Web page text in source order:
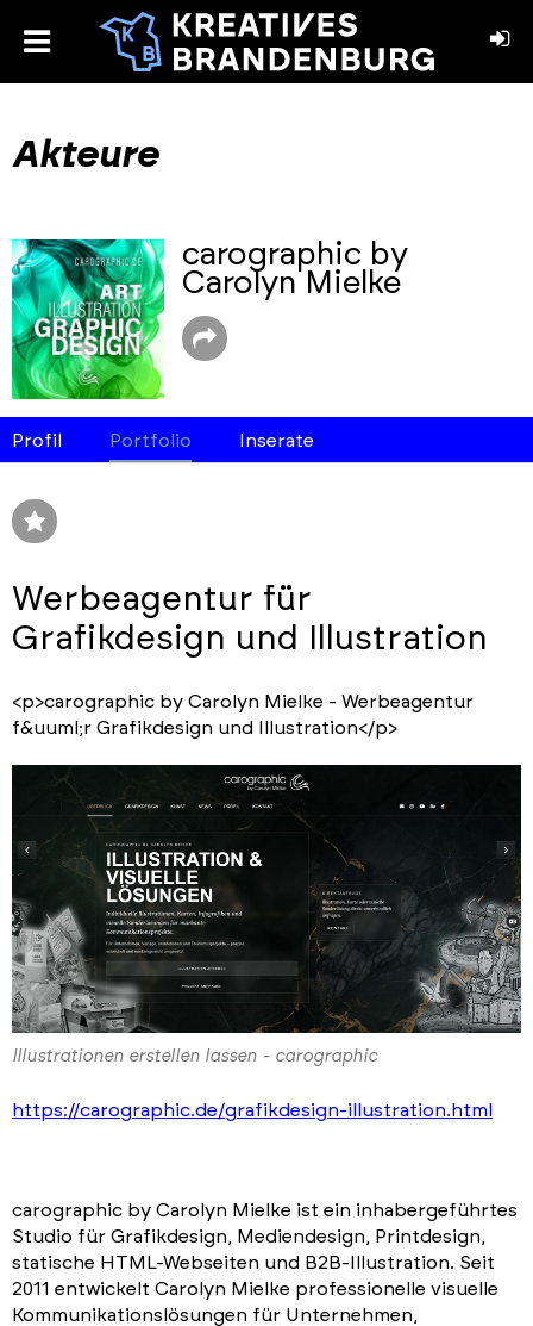
toggle
Akteure
carographic by
Carolyn Mielke
Profil Portfolio Inserate
Werbeagentur für
Grafikdesign und Illustration
<p>carographic by Carolyn Mielke - Werbeagentur
f&uuml;r Grafikdesign und Illustration</p>
Illustrationen erstellen lassen - carographic
https://carographic.de/grafikdesign-illustration.html
carographic by Carolyn Mielke ist ein inhabergeführtes
Studio für Grafikdesign, Mediendesign, Printdesign,
statische HTML-Webseiten und B2B-Illustration. Seit
2011 entwickelt Carolyn Mielke professionelle visuelle
Kommunikationslösungen für Unternehmen,